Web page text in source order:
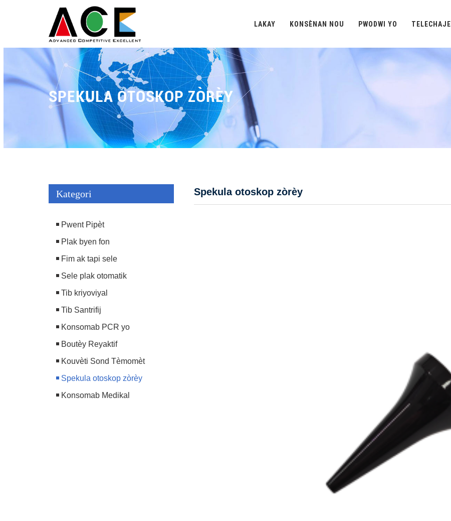
LAKAY KONSÈNAN NOU PWODWI YO TELECHAJE
SPEKULA OTOSKOP ZÒRÈY
Kategori
Pwent Pipèt
Plak byen fon
Fim ak tapi sele
Sele plak otomatik
Tib kriyoviyal
Tib Santrifij
Konsomab PCR yo
Boutèy Reyaktif
Kouvèti Sond Tèmomèt
Spekula otoskop zòrèy
Konsomab Medikal
Spekula otoskop zòrèy